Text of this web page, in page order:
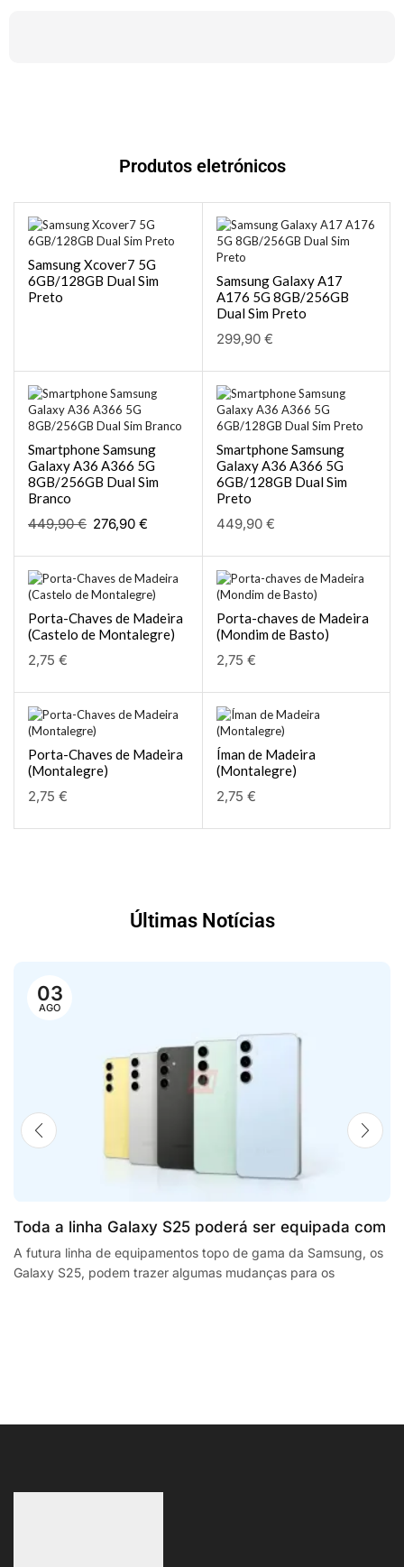
Produtos eletrónicos
Samsung Xcover7 5G
6GB/128GB Dual Sim
Preto
Samsung Galaxy A17
A176 5G 8GB/256GB
Dual Sim Preto
299,90 €
Smartphone Samsung
Galaxy A36 A366 5G
8GB/256GB Dual Sim
Branco
449,90€ 276,90 €
Smartphone Samsung
Galaxy A36 A366 5G
6GB/128GB Dual Sim
Preto
449,90 €
Porta-Chaves de Madeira
(Castelo de Montalegre)
2,75 €
Porta-chaves de Madeira
(Mondim de Basto)
2,75 €
Porta-Chaves de Madeira
(Montalegre)
2,75 €
Íman de Madeira
(Montalegre)
2,75 €
Últimas Notícias
03
AGO
Toda a linha Galaxy S25 poderá ser equipada com
processadores SnapdragonSegway Ninebot E2,
F2 Plus, and MaxG2 e-scooters review
A futura linha de equipamentos topo de gama da Samsung, os
Galaxy S25, podem trazer algumas mudanças para os